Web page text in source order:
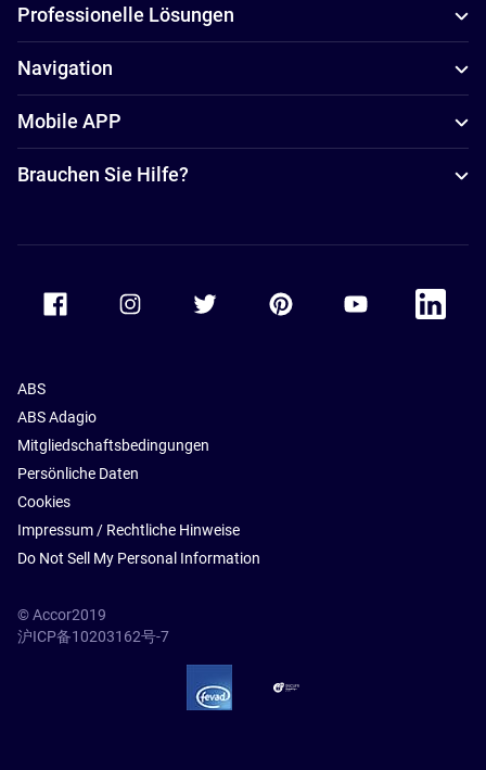
Professionelle Lösungen
Navigation
Mobile APP
Brauchen Sie Hilfe?
Accor Facebook Accor TwitterAccor PinterestAccor Youtube
Accor
ABS
ABS Adagio
Mitgliedschaftsbedingungen
Persönliche Daten
Cookies
Impressum / Rechtliche Hinweise
Do Not Sell My Personal Information
© Accor2019
沪ICP备10203162号-7